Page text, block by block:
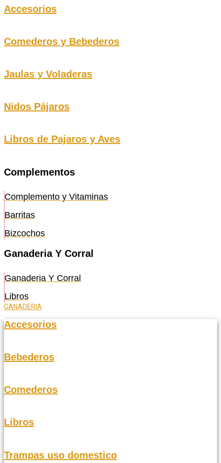
Accesorios
Comederos y Bebederos
Jaulas y Voladeras
Nidos Pájaros
Libros de Pajaros y Aves
Complementos
Complemento y Vitaminas
Barritas
Bizcochos
Ganaderia Y Corral
Ganaderia Y Corral
Libros
GANADERIA
Accesorios
Bebederos
Comederos
Libros
Trampas uso domestico